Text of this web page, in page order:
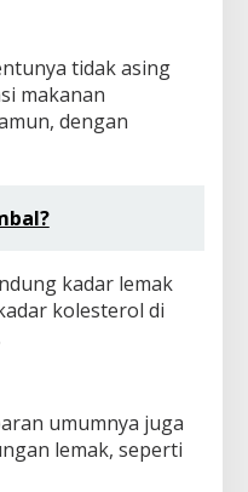
tidak asing
makanan
dengan
kadar lemak
kolesterol di
umumnya juga
lemak, seperti